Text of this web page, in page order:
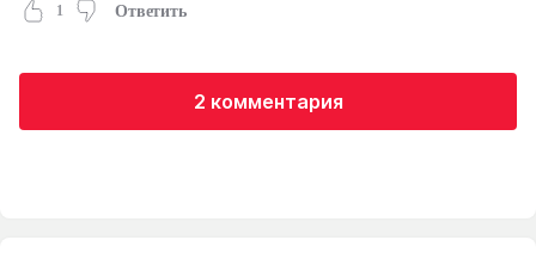
1 Ответить
2 комментария